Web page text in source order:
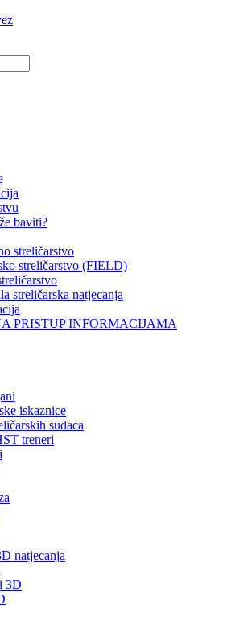
baviti?
streličarstvo
streličarstvo (FIELD)
streličarska natjecanja
PRISTUP INFORMACIJAMA
iskaznice
sudaca
treneri
natjecanja
3D